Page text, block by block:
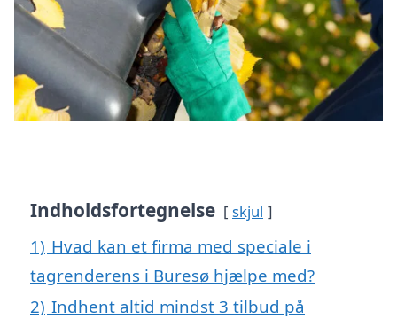
Indholdsfortegnelse skjul
1) Hvad kan et firma med speciale i
tagrenderens i Buresø hjælpe med?
2) Indhent altid mindst 3 tilbud på